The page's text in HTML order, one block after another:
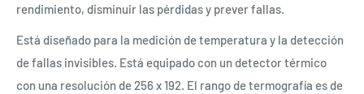
rendimiento, disminuir las pérdidas y prever fallas.
Está diseñado para la medición de temperatura y la detección
de fallas invisibles. Está equipado con un detector térmico
con una resolución de 256 x 192. El rango de termografía es de